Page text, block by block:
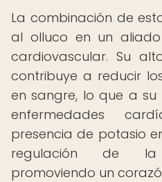
La combinación de
al olluco en un
cardiovascular. Su
contribuye a reducir
en sangre, lo que a
enfermedades
presencia de potasio
regulación de la
promoviendo un